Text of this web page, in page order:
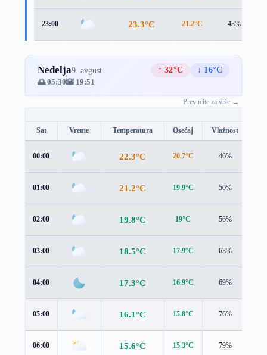
23:00 23.3°C 21.2°C 43%
Nedelja9. avgust ↑ 32°C
↓ 16°C
🌅 05:30🌇 19:51
Prevucite za više →
Sat Vreme Temperatura Osećaj Vlažnost
00:00 22.3°C 20.7°C 46%
01:00 21.2°C 19.9°C 50%
02:00 19.8°C 19°C 56%
03:00 18.5°C 17.9°C 63%
04:00 17.3°C 16.9°C 69%
05:00 16.1°C 15.8°C 76%
06:00 15.6°C 15.3°C 79%